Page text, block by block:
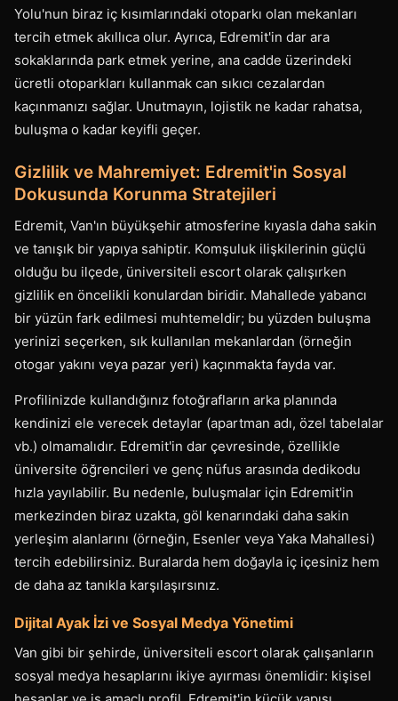
Yolu'nun biraz iç kısımlarındaki otoparkı olan mekanları
tercih etmek akıllıca olur. Ayrıca, Edremit'in dar ara
sokaklarında park etmek yerine, ana cadde üzerindeki
ücretli otoparkları kullanmak can sıkıcı cezalardan
kaçınmanızı sağlar. Unutmayın, lojistik ne kadar rahatsa,
buluşma o kadar keyifli geçer.
Gizlilik ve Mahremiyet: Edremit'in Sosyal
Dokusunda Korunma Stratejileri
Edremit, Van'ın büyükşehir atmosferine kıyasla daha sakin
ve tanışık bir yapıya sahiptir. Komşuluk ilişkilerinin güçlü
olduğu bu ilçede, üniversiteli escort olarak çalışırken
gizlilik en öncelikli konulardan biridir. Mahallede yabancı
bir yüzün fark edilmesi muhtemeldir; bu yüzden buluşma
yerinizi seçerken, sık kullanılan mekanlardan (örneğin
otogar yakını veya pazar yeri) kaçınmakta fayda var.
Profilinizde kullandığınız fotoğrafların arka planında
kendinizi ele verecek detaylar (apartman adı, özel tabelalar
vb.) olmamalıdır. Edremit'in dar çevresinde, özellikle
üniversite öğrencileri ve genç nüfus arasında dedikodu
hızla yayılabilir. Bu nedenle, buluşmalar için Edremit'in
merkezinden biraz uzakta, göl kenarındaki daha sakin
yerleşim alanlarını (örneğin, Esenler veya Yaka Mahallesi)
tercih edebilirsiniz. Buralarda hem doğayla iç içesiniz hem
de daha az tanıkla karşılaşırsınız.
Dijital Ayak İzi ve Sosyal Medya Yönetimi
Van gibi bir şehirde, üniversiteli escort olarak çalışanların
sosyal medya hesaplarını ikiye ayırması önemlidir: kişisel